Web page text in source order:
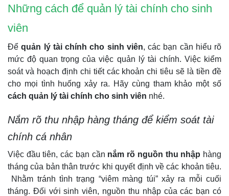
Những cách để quản lý tài chính cho sinh
viên
Đểquản lý tài chính cho sinh viên, các bạn cần hiểu rõ
mức độ quan trọng của việc quản lý tài chính. Việc kiểm
soát và hoạch định chi tiết các khoản chi tiêu sẽ là tiền đề
cho mọi tình huống xảy ra. Hãy cùng tham khảo một số
cách quản lý tài chính cho sinh viên nhé.
Nắm rõ thu nhập hàng tháng để kiểm soát tài
chính cá nhân
Việc đầu tiên, các bạn cần nắm rõ nguồn thu nhập hàng
tháng của bản thân trước khi quyết định về các khoản tiêu.
Nhằm tránh tình trạng “viêm màng túi” xảy ra mỗi cuối
tháng. Đối với sinh viên, nguồn thu nhập của các bạn có